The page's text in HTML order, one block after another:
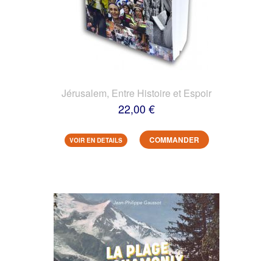
Jérusalem, Entre Histoire et Espoir
22,00 €
VOIR EN DETAILS COMMANDER